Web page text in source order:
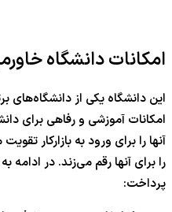
امکانات دانشگاه
این دانشگاه یکی از دانشگاه‌های
امکانات آموزشی و رفاهی برای
آنها را برای ورود به بازارکار
را برای آنها رقم می‌زند. در
پرداخت: